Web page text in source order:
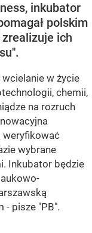
inkubator
polskim
ich
w życie
chemii,
na rozruch
weryfikować
wybrane
Inkubator będzie
- pisze "PB".